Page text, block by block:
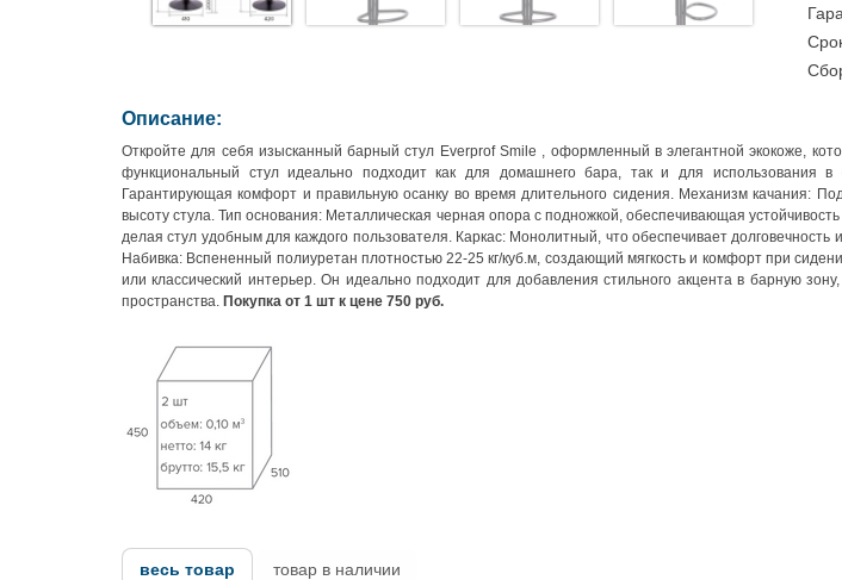
Описание:
Откройте для себя изысканный барный стул Everprof Smile , оформленный в элегантной экокоже,
функциональный стул идеально подходит как для домашнего бара, так и для использования
Гарантирующая комфорт и правильную осанку во время длительного сидения. Механизм качания:
высоту стула. Тип основания: Металлическая черная опора с подножкой, обеспечивающая
делая стул удобным для каждого пользователя. Каркас: Монолитный, что обеспечивает
Набивка: Вспененный полиуретан плотностью 22-25 кг/куб.м, создающий мягкость и комфорт при
или классический интерьер. Он идеально подходит для добавления стильного акцента в барную
пространства. Покупка от 1 шт к цене 750 руб.
весь товар товар в наличии